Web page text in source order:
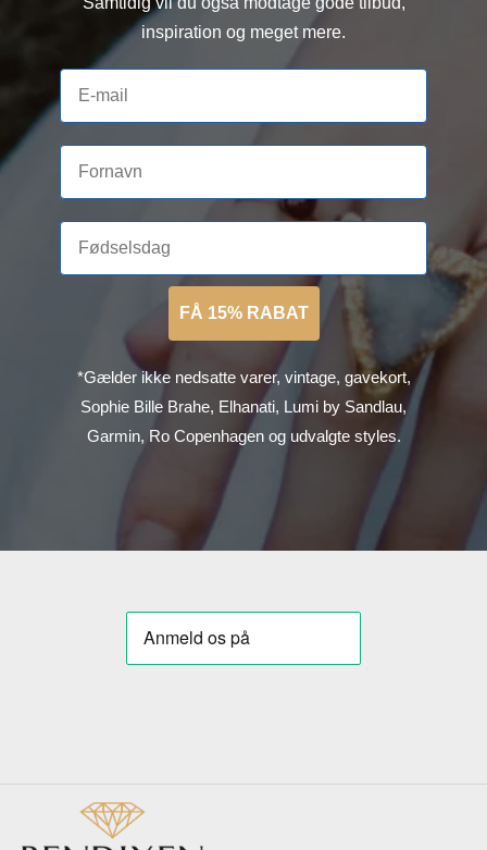
inspiration og meget mere.
FÅ 15% RABAT
*Gælder ikke nedsatte varer, vintage, gavekort,
Sophie Bille Brahe, Elhanati, Lumi by Sandlau,
Garmin, Ro Copenhagen og udvalgte styles.